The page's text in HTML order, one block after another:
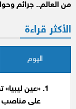
من العالم.. جرائم
الأكثر قراءة
اليوم
«عين
على مناصب